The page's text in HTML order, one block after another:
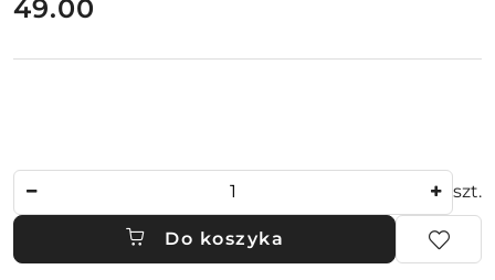
cena:
49.00
szt.
Do koszyka